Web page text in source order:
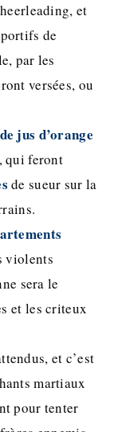
et
de
par les
versées, ou
jus d’orange
qui feront
de sueur sur la
violents
sera le
et les criteux
et c’est
martiaux
pour tenter